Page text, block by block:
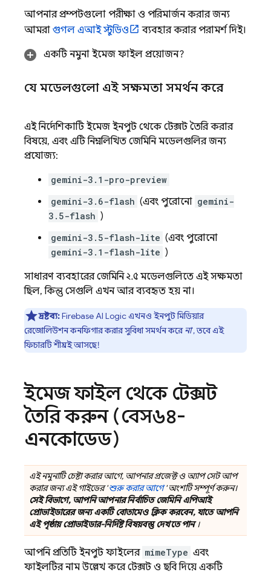
আপনার প্রম্পটগুলো পরীক্ষা ও পরিমার্জন করার জন্য
আমরা গুগল এআই স্টুডিও
ব্যবহার করার পরামর্শ দিই।
একটি নমুনা ইমেজ ফাইল প্রয়োজন?
যে মডেলগুলো এই সক্ষমতা সমর্থন করে
এই নির্দেশিকাটি ইমেজ ইনপুট থেকে টেক্সট তৈরি করার
বিষয়ে, এবং এটি নিম্নলিখিত জেমিনিমডেলগুলির জন্য
প্রযোজ্য:
gemini-3.1-pro-preview
gemini-3.6-flash (এবং পুরোনো gemini-
3.5-flash )
gemini-3.5-flash-lite (এবং পুরোনো
gemini-3.1-flash-lite )
সাধারণ ব্যবহারেরজেমিনি ২.৫ মডেলগুলিতে এই সক্ষমতা
ছিল, কিন্তু সেগুলি এখন আর ব্যবহৃত হয় না।
দ্রষ্টব্য:Firebase AI Logicএখনও ইনপুট মিডিয়ার
রেজোলিউশন কনফিগার করার সুবিধা সমর্থন করেনা, তবে এই
ফিচারটি শীঘ্রই আসছে!
ইমেজ ফাইল থেকে টেক্সট
তৈরি করুন (বেস৬৪-
এনকোডেড)
এই নমুনাটি চেষ্টা করার আগে, আপনার প্রজেক্ট ও অ্যাপ সেট আপ
করার জন্য এই গাইডের 'শুরু করার আগে' অংশটি সম্পূর্ণ করুন।
সেই বিভাগে, আপনি আপনার নির্বাচিতজেমিনি এপিআই
প্রোভাইডারের জন্য একটি বোতামেও ক্লিক করবেন, যাতে আপনি
এই পৃষ্ঠায় প্রোভাইডার-নির্দিষ্ট বিষয়বস্তু দেখতে পান।
আপনি প্রতিটি ইনপুট ফাইলের mimeType এবং
ফাইলটির নাম উল্লেখ করে টেক্সট ও ছবি দিয়ে একটি